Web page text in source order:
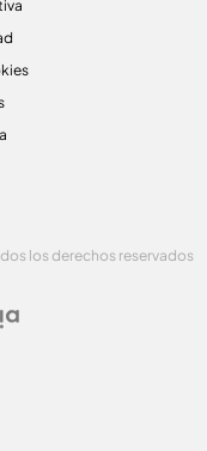
los derechos reservados